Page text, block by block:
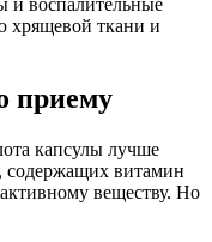
и воспалительные
хрящевой ткани и
приему
капсулы лучше
содержащих витамин
веществу. Но